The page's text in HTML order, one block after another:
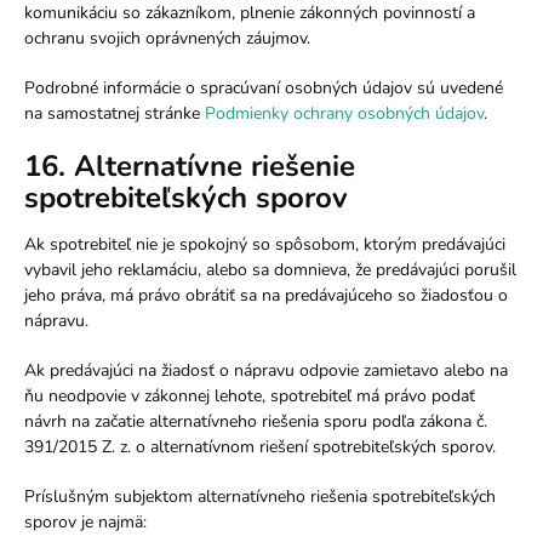
komunikáciu so zákazníkom, plnenie zákonných povinností a
ochranu svojich oprávnených záujmov.
Podrobné informácie o spracúvaní osobných údajov sú uvedené
na samostatnej stránke Podmienky ochrany osobných údajov.
16. Alternatívne riešenie
spotrebiteľských sporov
Ak spotrebiteľ nie je spokojný so spôsobom, ktorým predávajúci
vybavil jeho reklamáciu, alebo sa domnieva, že predávajúci porušil
jeho práva, má právo obrátiť sa na predávajúceho so žiadosťou o
nápravu.
Ak predávajúci na žiadosť o nápravu odpovie zamietavo alebo na
ňu neodpovie v zákonnej lehote, spotrebiteľ má právo podať
návrh na začatie alternatívneho riešenia sporu podľa zákona č.
391/2015 Z. z. o alternatívnom riešení spotrebiteľských sporov.
Príslušným subjektom alternatívneho riešenia spotrebiteľských
sporov je najmä: